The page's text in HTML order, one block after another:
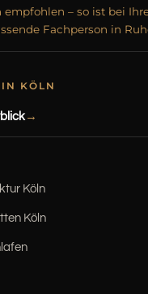
empfohlen – so ist bei
Fachperson in
KÖLN
Köln
Köln